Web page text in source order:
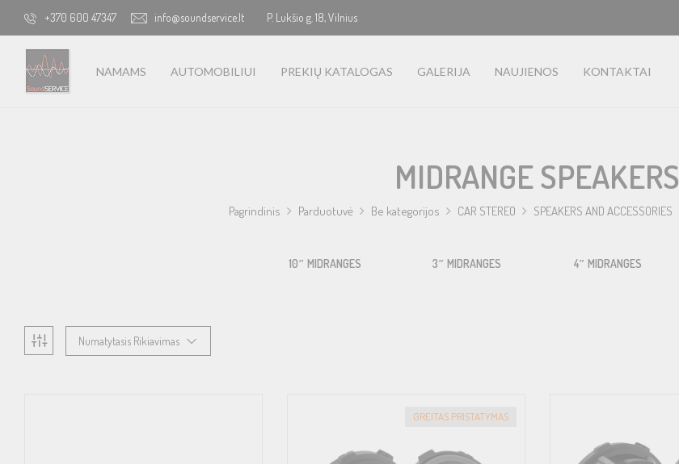
+370 600 47347 info@soundservice.lt P. Lukšio g. 18, Vilnius
NAMAMS AUTOMOBILIUI PREKIŲ KATALOGAS GALERIJA NAUJIENOS KONTAKTAI
MIDRANGE SPEAKERS
Pagrindinis Parduotuvė Be kategorijos CAR STEREO SPEAKERS AND ACCESSORIES
10″ MIDRANGES 3″ MIDRANGES 4″ MIDRANGES
Numatytasis Rikiavimas
GREITAS PRISTATYMAS